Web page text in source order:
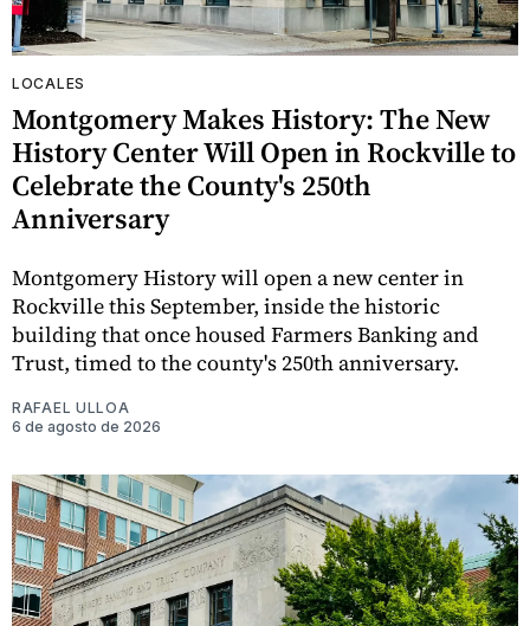
LOCALES
Montgomery Makes History: The New
History Center Will Open in Rockville to
Celebrate the County's 250th
Anniversary
Montgomery History will open a new center in
Rockville this September, inside the historic
building that once housed Farmers Banking and
Trust, timed to the county's 250th anniversary.
RAFAEL ULLOA
6 de agosto de 2026